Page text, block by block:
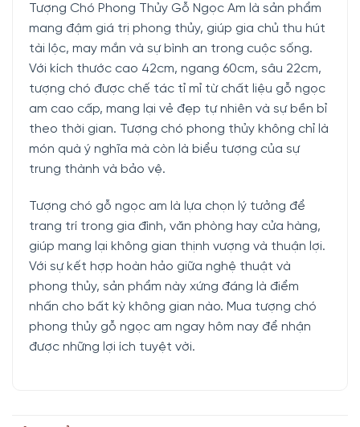
Tượng Chó Phong Thủy Gỗ Ngọc Am là sản phẩm
mang đậm giá trị phong thủy, giúp gia chủ thu hút
tài lộc, may mắn và sự bình an trong cuộc sống.
Với kích thước cao 42cm, ngang 60cm, sâu 22cm,
tượng chó được chế tác tỉ mỉ từ chất liệu gỗ ngọc
am cao cấp, mang lại vẻ đẹp tự nhiên và sự bền bỉ
theo thời gian. Tượng chó phong thủy không chỉ là
món quà ý nghĩa mà còn là biểu tượng của sự
trung thành và bảo vệ.
Tượng chó gỗ ngọc am là lựa chọn lý tưởng để
trang trí trong gia đình, văn phòng hay cửa hàng,
giúp mang lại không gian thịnh vượng và thuận lợi.
Với sự kết hợp hoàn hảo giữa nghệ thuật và
phong thủy, sản phẩm này xứng đáng là điểm
nhấn cho bất kỳ không gian nào. Mua tượng chó
phong thủy gỗ ngọc am ngay hôm nay để nhận
được những lợi ích tuyệt vời.